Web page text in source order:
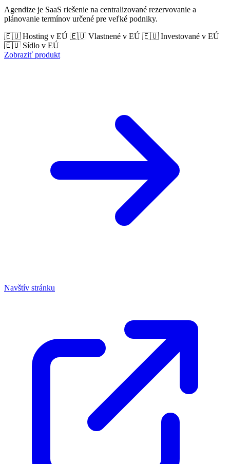
Agendize je SaaS riešenie na centralizované rezervovanie a
plánovanie termínov určené pre veľké podniky.
🇪🇺 Hosting v EÚ 🇪🇺 Vlastnené v EÚ 🇪🇺 Investované v EÚ
🇪🇺 Sídlo v EÚ
Zobraziť produkt
Navštív stránku